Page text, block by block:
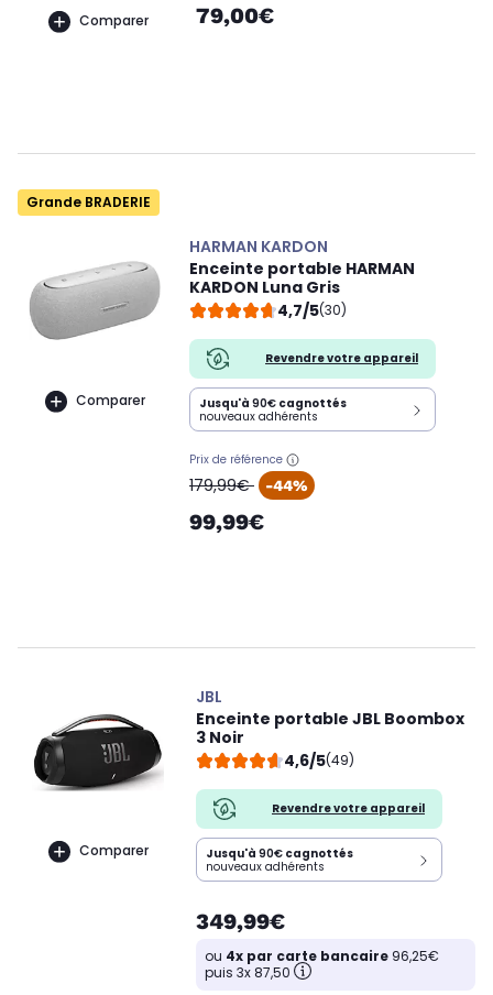
Comparer 79,00€
Grande BRADERIE
Comparer
HARMAN KARDON
Enceinte portable HARMAN
KARDON Luna Gris
4,7/5(30)
Revendre votre appareil
Jusqu'à 90€ cagnottés
nouveaux adhérents
Prix de référence
oldPrice
179,99€ -44%
99,99€
Comparer
JBL
Enceinte portable JBL Boombox
3 Noir
4,6/5(49)
Revendre votre appareil
Jusqu'à 90€ cagnottés
nouveaux adhérents
349,99€
ou 4x par carte bancaire 96,25€
puis 3x 87,50